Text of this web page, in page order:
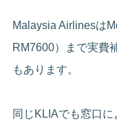
Malaysia Airlinesは
RM7600）まで実費
もあります。
同じKLIAでも窓口